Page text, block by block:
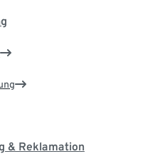
& Reklamation